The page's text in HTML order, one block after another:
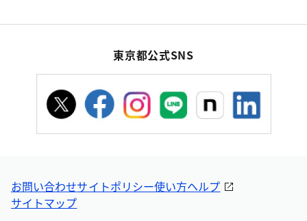
東京都公式SNS
お問い合わせサイトポリシー使い方ヘルプ
サイトマップ